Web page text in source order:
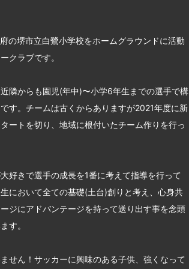
の堺市立白鷺小学校をホームグラウンドに活動
クラブです。
隣からも園児(年中)〜小学6年生までの選手で構
す。チームは古くからありますが2021年度に新
ートを切り、地域に根付いたチーム作りを行っ
好きで選手の成長を1番に考えて指導を行って
において全ての基礎(土台)創りと考え、心身共
ジにアドバンテージを持って送り出す事を念頭
す。
せん！サッカーに興味のある子供、強くなって